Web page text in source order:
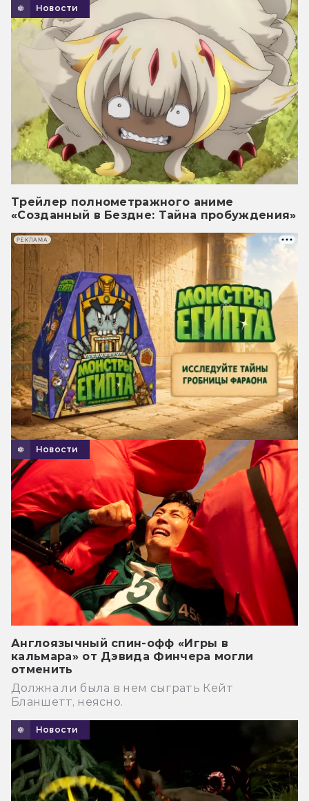
Новости
Трейлер полнометражного аниме
«Созданный в Бездне: Тайна пробуждения»
Новости
Англоязычный спин-офф «Игры в
кальмара» от Дэвида Финчера могли
отменить
Должна ли была в нем сыграть Кейт
Бланшетт, неясно.
Новости
РЕКЛАМА